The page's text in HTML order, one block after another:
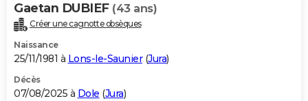
Gaetan DUBIEF (43 ans)
Créer une cagnotte obsèques
Naissance
25/11/1981 à Lons-le-Saunier(Jura)
Décès
07/08/2025 à Dole (Jura)